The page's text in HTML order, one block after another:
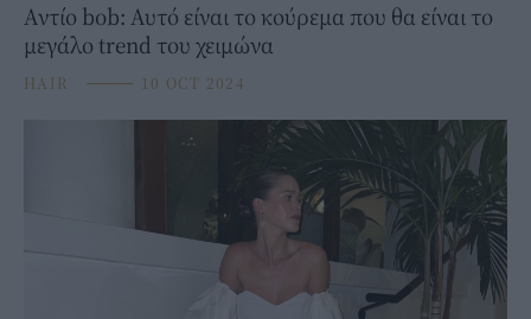
Αντίο bob: Αυτό είναι το κούρεμα που θα είναι το
μεγάλο trend του χειμώνα
HAIR ⸻ 10 OCT 2024